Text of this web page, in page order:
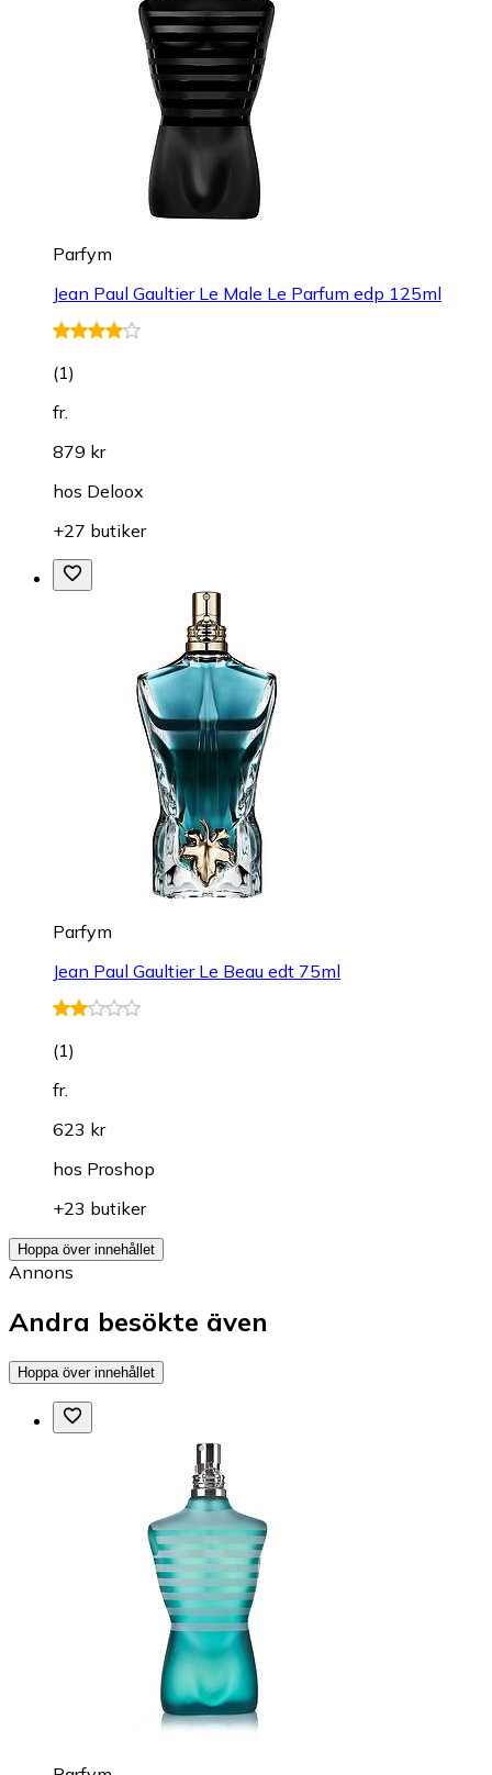
Parfym
Jean Paul Gaultier Le Male Le Parfum edp 125ml
(1)
fr.
879 kr
hos Deloox
+27 butiker
Parfym
Jean Paul Gaultier Le Beau edt 75ml
(1)
fr.
623 kr
hos Proshop
+23 butiker
Hoppa över innehållet
Annons
Andra besökte även
Hoppa över innehållet